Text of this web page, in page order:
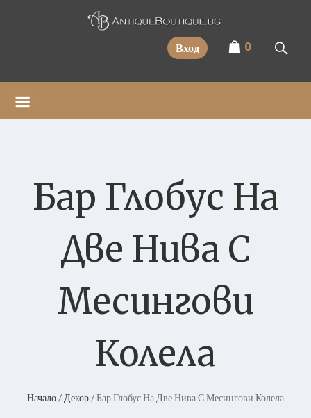
Вход 0
Бар Глобус На
Две Нива С
Месингови
Колела
Начало/ Декор/ Бар Глобус На Две Нива С Месингови Колела